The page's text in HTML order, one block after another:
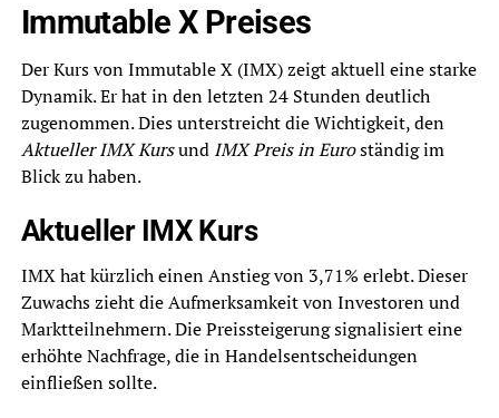
Immutable X Preises
Der Kurs von Immutable X (IMX) zeigt aktuell eine starke
Dynamik. Er hat in den letzten 24 Stunden deutlich
zugenommen. Dies unterstreicht die Wichtigkeit, den
Aktueller IMX Kursund IMX Preis in Euroständig im
Blick zu haben.
Aktueller IMX Kurs
IMX hat kürzlich einen Anstieg von 3,71% erlebt. Dieser
Zuwachs zieht die Aufmerksamkeit von Investoren und
Marktteilnehmern. Die Preissteigerung signalisiert eine
erhöhte Nachfrage, die in Handelsentscheidungen
einfließen sollte.